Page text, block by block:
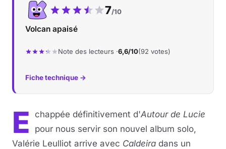
Notre note :
7/10
Volcan apaisé
Note des lecteurs ·6,6/10(92 votes)
Fiche technique →
E chappée définitivement d'Autour de Lucie
pour nous servir son nouvel album solo,
Valérie Leulliot arrive avec Caldeira dans un